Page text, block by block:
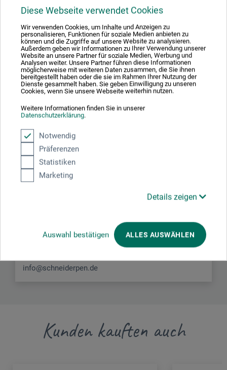
Diese Webseite verwendet Cookies
Wir verwenden Cookies, um Inhalte und Anzeigen zu
personalisieren, Funktionen für soziale Medien anbieten zu
können und die Zugriffe auf unsere Website zu analysieren.
Außerdem geben wir Informationen zu Ihrer Verwendung unserer
Website an unsere Partner für soziale Medien, Werbung und
Analysen weiter. Unsere Partner führen diese Informationen
möglicherweise mit weiteren Daten zusammen, die Sie ihnen
bereitgestellt haben oder die sie im Rahmen Ihrer Nutzung der
Dienste gesammelt haben. Sie geben Einwilligung zu unseren
Cookies, wenn Sie unsere Webseite weiterhin nutzen.
Weitere Informationen finden Sie in unserer
Datenschutzerklärung.
Notwendig
Präferenzen
Statistiken
Marketing
Details zeigen
Auswahl bestätigen ALLES AUSWÄHLEN
Schreiben Sie die erste Bewertung zu diesem Produkt
JETZT PRODUKT BEWERTEN
Hersteller-Kontakt
Hier finden Sie die Kontaktdaten des Herstellers zu
Schwarzenbach 9
info@schneiderpen.de
Kunden kauften auch